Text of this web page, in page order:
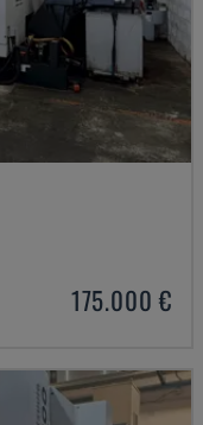
175.000 €